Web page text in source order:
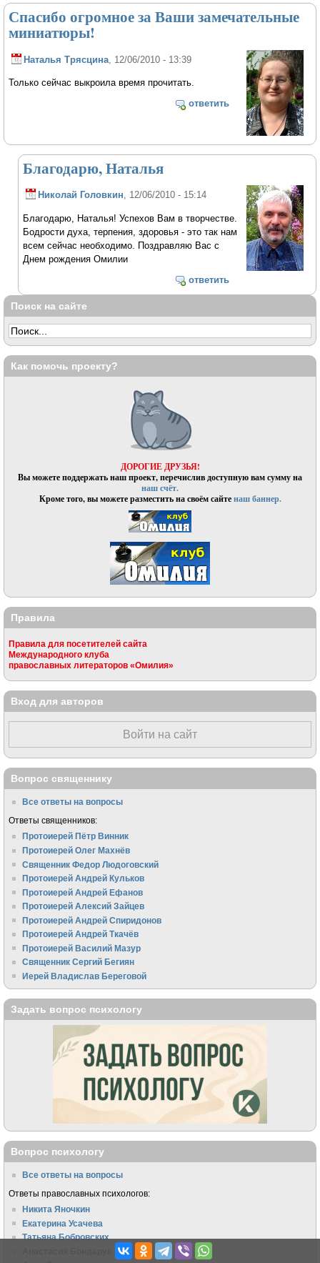
Спасибо огромное за Ваши замечательные
миниатюры!
Наталья Трясцина , 12/06/2010 - 13:39
Только сейчас выкроила время прочитать.
ответить
Благодарю, Наталья
Николай Головкин, 12/06/2010 - 15:14
Благодарю, Наталья! Успехов Вам в творчестве.
Бодрости духа, терпения, здоровья - это так нам
всем сейчас необходимо. Поздравляю Вас с
Днем рождения Омилии
ответить
Поиск на сайте
Как помочь проекту?
ДОРОГИЕ ДРУЗЬЯ!
Вы можете поддержать наш проект, перечислив доступную вам сумму на
наш счёт.
Кроме того, вы можете разместить на своём сайтенаш баннер.
Правила
Правила для посетителей сайта
Международного клуба
православных литераторов «Омилия»
Вход для авторов
Войти на сайт
Вопрос священнику
Все ответы на вопросы
Ответы священников:
Протоиерей Пётр Винник
Протоиерей Олег Махнёв
Священник Федор Людоговский
Протоиерей Андрей Кульков
Протоиерей Андрей Ефанов
Протоиерей Алексий Зайцев
Протоиерей Андрей Спиридонов
Протоиерей Андрей Ткачёв
Протоиерей Василий Мазур
Священник Сергий Бегиян
Иерей Владислав Береговой
Задать вопрос психологу
Вопрос психологу
Все ответы на вопросы
Ответы православных психологов:
Никита Яночкин
Екатерина Усачева
Татьяна Бобровских